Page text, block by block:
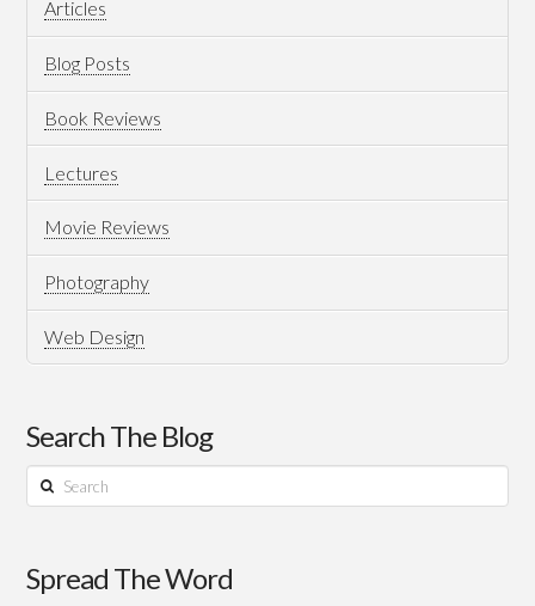
–
أسبوع
التصميم
الداخلي
العربي
الثالث07.09.2023
Articles
Blog Posts
Book Reviews
Lectures
Movie Reviews
Photography
Web Design
Search The Blog
Search
Spread The Word